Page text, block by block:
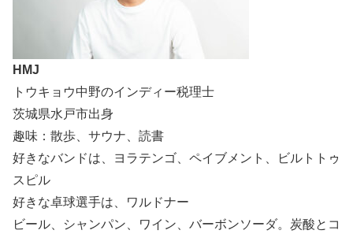
HMJ
トウキョウ中野のインディー税理士
茨城県水戸市出身
趣味：散歩、サウナ、読書
好きなバンドは、ヨラテンゴ、ペイブメント、ビルトトゥ
スピル
好きな卓球選手は、ワルドナー
ビール、シャンパン、ワイン、バーボンソーダ。炭酸とコ